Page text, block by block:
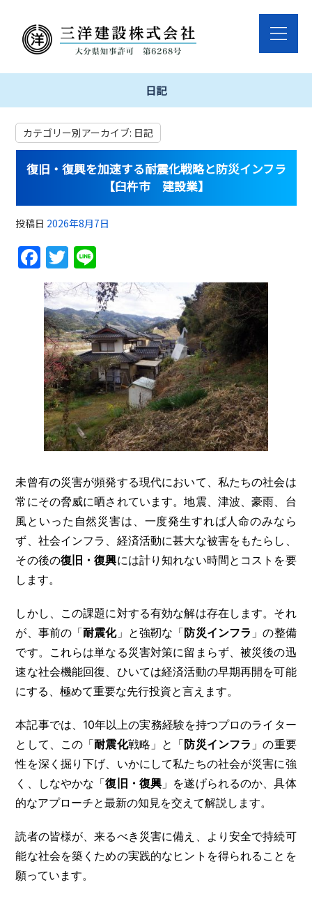
日記
カテゴリー別アーカイブ: 日記
復旧・復興を加速する耐震化戦略と防災インフラ
【臼杵市 建設業】
投稿日 2026年8月7日
F
a
c
e
b
o
o
k
T
w
itt
er
n
e
未曾有の災害が頻発する現代において、私たちの社会は
常にその脅威に晒されています。地震、津波、豪雨、台
風といった自然災害は、一度発生すれば人命のみなら
ず、社会インフラ、経済活動に甚大な被害をもたらし、
その後の復旧・復興には計り知れない時間とコストを要
します。
しかし、この課題に対する有効な解は存在します。それ
が、事前の「耐震化」と強靭な「防災インフラ 」の整備
です。これらは単なる災害対策に留まらず、被災後の迅
速な社会機能回復、ひいては経済活動の早期再開を可能
にする、極めて重要な先行投資と言えます。
本記事では、10年以上の実務経験を持つプロのライター
として、この「耐震化戦略」と「防災インフラ 」の重要
性を深く掘り下げ、いかにして私たちの社会が災害に強
く、しなやかな「復旧・復興 」を遂げられるのか、具体
的なアプローチと最新の知見を交えて解説します。
読者の皆様が、来るべき災害に備え、より安全で持続可
能な社会を築くための実践的なヒントを得られることを
願っています。